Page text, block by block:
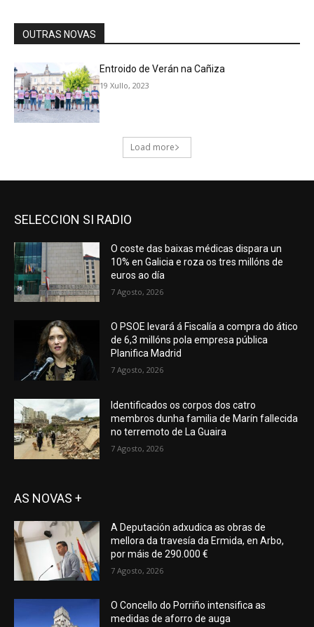
SELECCION SI RADIO
O coste das baixas médicas dispara un
10% en Galicia e roza os tres millóns de
euros ao día
7 Agosto, 2026
O PSOE levará á Fiscalía a compra do ático
de 6,3 millóns pola empresa pública
Planifica Madrid
7 Agosto, 2026
Identificados os corpos dos catro
membros dunha familia de Marín fallecida
no terremoto de La Guaira
7 Agosto, 2026
AS NOVAS +
A Deputación adxudica as obras de
mellora da travesía da Ermida, en Arbo,
por máis de 290.000 €
7 Agosto, 2026
O Concello do Porriño intensifica as
medidas de aforro de auga